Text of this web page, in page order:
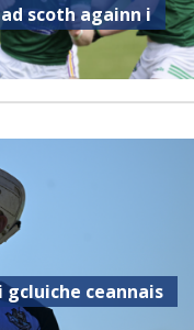
scoth againn i
gcluiche ceannais